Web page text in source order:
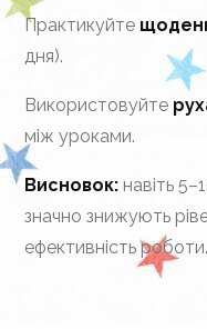
Практикуйте
дня).
Використовуйте
між уроками.
Висновок: навіть
значно знижують
ефективність роботи.